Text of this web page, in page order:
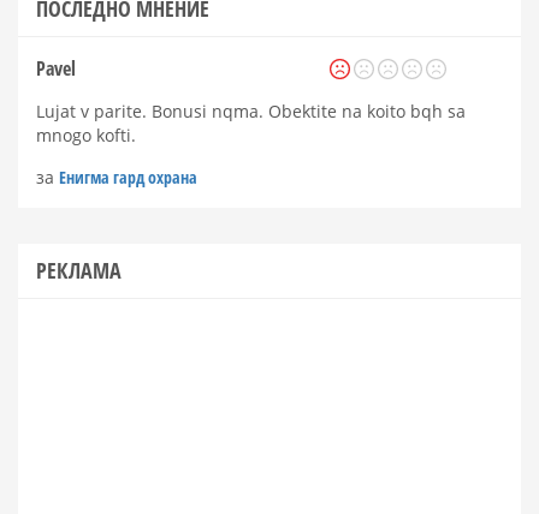
ПОСЛЕДНО МНЕНИЕ
Pavel
Lujat v parite. Bonusi nqma. Obektite na koito bqh sa
mnogo kofti.
за Енигма гард охрана
РЕКЛАМА